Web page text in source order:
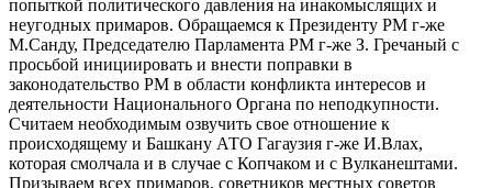
попыткой политического давления на инакомыслящих и
неугодных примаров. Обращаемся к Президенту РМ г-же
М.Санду, Председателю Парламента РМ г-же З. Гречаный с
просьбой инициировать и внести поправки в
законодательство РМ в области конфликта интересов и
деятельности Национального Органа по неподкупности.
Считаем необходимым озвучить свое отношение к
происходящему и Башкану АТО Гагаузия г-же И.Влах,
которая смолчала и в случае с Копчаком и с Вулканештами.
Призываем всех примаров, советников местных советов